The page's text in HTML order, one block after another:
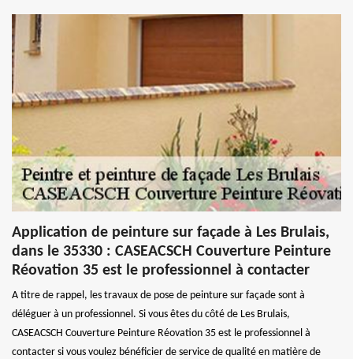
Application de peinture sur façade à Les Brulais,
dans le 35330 : CASEACSCH Couverture Peinture
Réovation 35 est le professionnel à contacter
A titre de rappel, les travaux de pose de peinture sur façade sont à
déléguer à un professionnel. Si vous êtes du côté de Les Brulais,
CASEACSCH Couverture Peinture Réovation 35 est le professionnel à
contacter si vous voulez bénéficier de service de qualité en matière de